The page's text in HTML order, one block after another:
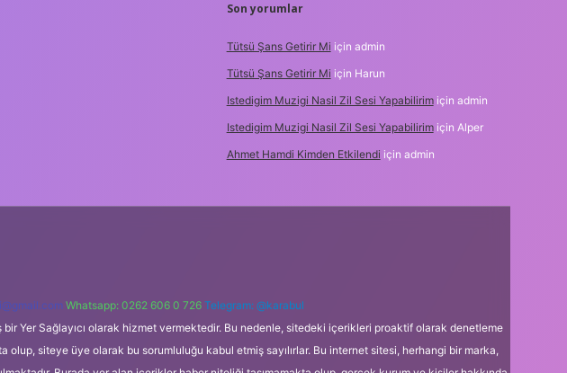
Son yorumlar
Tütsü Şans Getirir Mi için admin
Tütsü Şans Getirir Mi için Harun
Istedigim Muzigi Nasil Zil Sesi Yapabilirimiçin admin
Istedigim Muzigi Nasil Zil Sesi Yapabilirimiçin Alper
Ahmet Hamdi Kimden Etkilendi için admin
Whatsapp: 0262 606 0 726 Telegram: @karabul
Yer Sağlayıcı olarak hizmet vermektedir. Bu nedenle, sitedeki içerikleri proaktif olarak denetleme
siteye üye olarak bu sorumluluğu kabul etmiş sayılırlar. Bu internet sitesi, herhangi bir marka,